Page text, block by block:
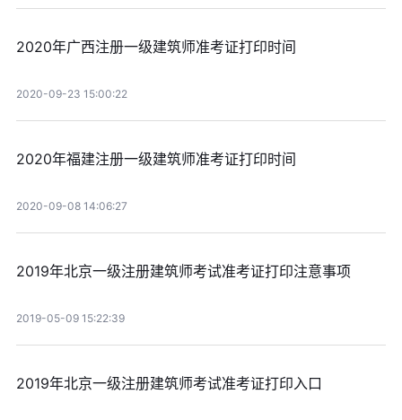
2020年广西注册一级建筑师准考证打印时间
2020-09-23 15:00:22
2020年福建注册一级建筑师准考证打印时间
2020-09-08 14:06:27
2019年北京一级注册建筑师考试准考证打印注意事项
2019-05-09 15:22:39
2019年北京一级注册建筑师考试准考证打印入口